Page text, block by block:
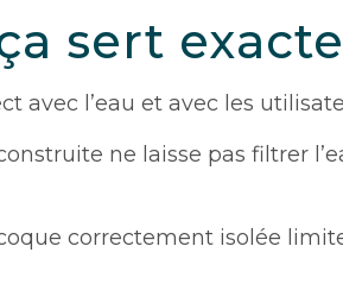
sert
avec l’eau et avec les
ne laisse pas filtrer
correctement isolée